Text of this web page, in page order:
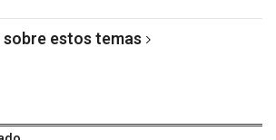
estos temas